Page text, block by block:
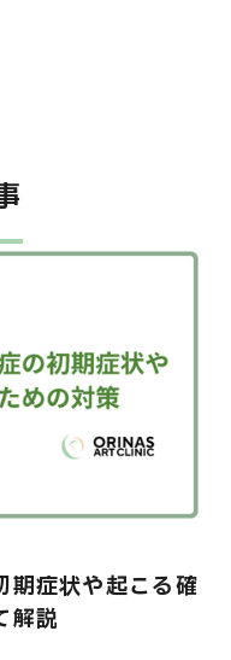
期症状や起こる確
解説